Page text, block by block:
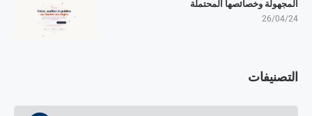
المجهولة وخصائصها المحتملة
26/04/24
التصنيفات